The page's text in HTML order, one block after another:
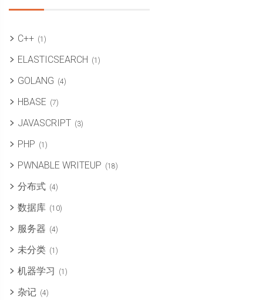
C++ (1)
ELASTICSEARCH (1)
GOLANG (4)
HBASE (7)
JAVASCRIPT (3)
PHP (1)
PWNABLE WRITEUP (18)
分布式 (4)
数据库 (10)
服务器 (4)
未分类 (1)
机器学习 (1)
杂记 (4)